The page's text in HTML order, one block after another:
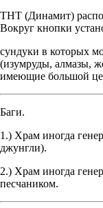
THT (Динамит)
Вокруг кнопки
сундуки в которых
(изумруды, алмазы,
имеющие большой
Баги.
1.) Храм иногда
джунгли).
2.) Храм иногда
песчаником.